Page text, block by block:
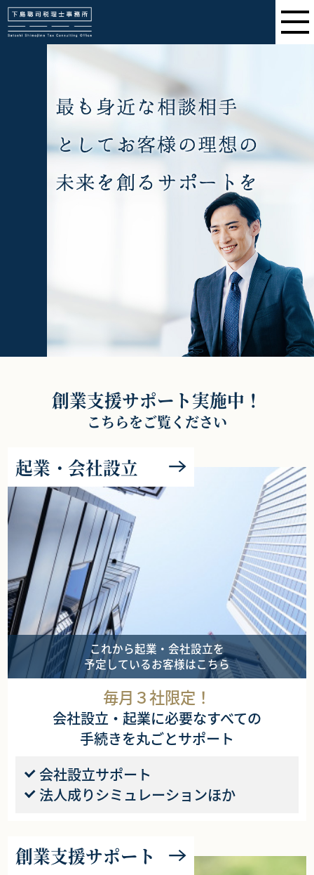
創業支援サポート実施中！
こちらをご覧ください
起業・会社設立
これから起業・会社設立を
予定しているお客様はこちら
毎月３社限定！
会社設立・起業に必要なすべての
手続きを丸ごとサポート
会社設立サポート
法人成りシミュレーションほか
創業支援サポート